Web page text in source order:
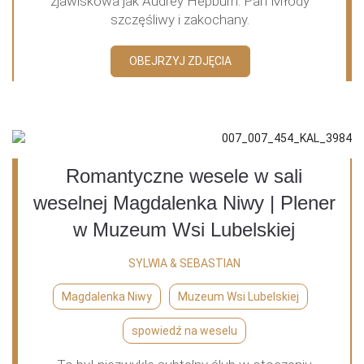
szczęśliwy i zakochany.
OBEJRZYJ ZDJĘCIA
Romantyczne wesele w sali
weselnej Magdalenka Niwy | Plener
w Muzeum Wsi Lubelskiej
SYLWIA & SEBASTIAN
Magdalenka Niwy Muzeum Wsi Lubelskiej
spowiedź na weselu